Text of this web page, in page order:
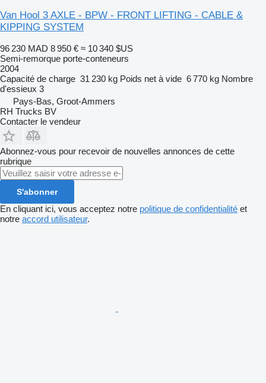
Van Hool 3 AXLE - BPW - FRONT LIFTING - CABLE &
KIPPING SYSTEM
96 230 MAD 8 950 € ≈ 10 340 $US
Semi-remorque porte-conteneurs
2004
Capacité de charge 31 230 kg Poids net à vide 6 770 kg Nombre
d'essieux 3
Pays-Bas, Groot-Ammers
RH Trucks BV
Contacter le vendeur
Abonnez-vous pour recevoir de nouvelles annonces de cette
rubrique
S'abonner
En cliquant ici, vous acceptez notre politique de confidentialité et
notre accord utilisateur.